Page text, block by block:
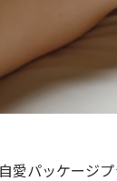
パッケージプ